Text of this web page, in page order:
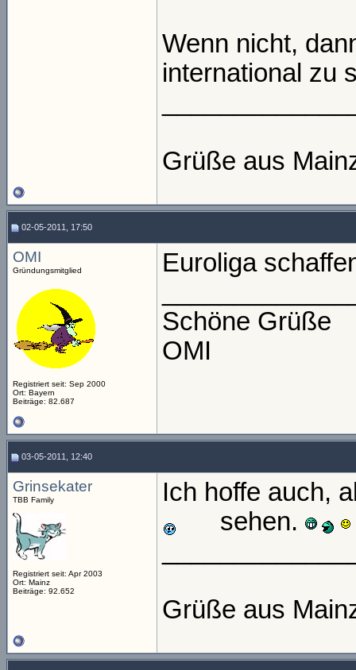
Wenn nicht,
international zu
Grüße aus
02-05-2011, 17:50
OMI
Gründungsmitglied
Registriert seit: Sep 2000
Ort: Bayern
Beiträge: 82.687
Euroliga
Schöne Grüße
OMI
03-05-2011, 12:40
Grinsekater
TBB Family
Registriert seit: Apr 2003
Ort: Mainz
Beiträge: 92.652
Ich hoffe auch,
sehen.
Grüße aus